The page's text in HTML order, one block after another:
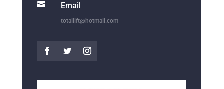
 Email
totallift@hotmail.com